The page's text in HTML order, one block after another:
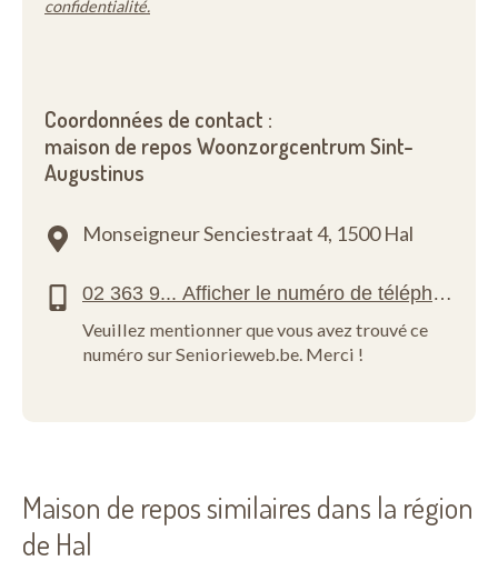
confidentialité.
Coordonnées de contact :
maison de repos Woonzorgcentrum Sint-
Augustinus
Monseigneur Senciestraat 4, 1500 Hal
Veuillez mentionner que vous avez trouvé ce
numéro sur Seniorieweb.be. Merci !
Maison de repos similaires dans la région
de Hal